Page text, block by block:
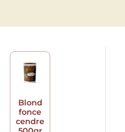
Blond
fonce
cendre